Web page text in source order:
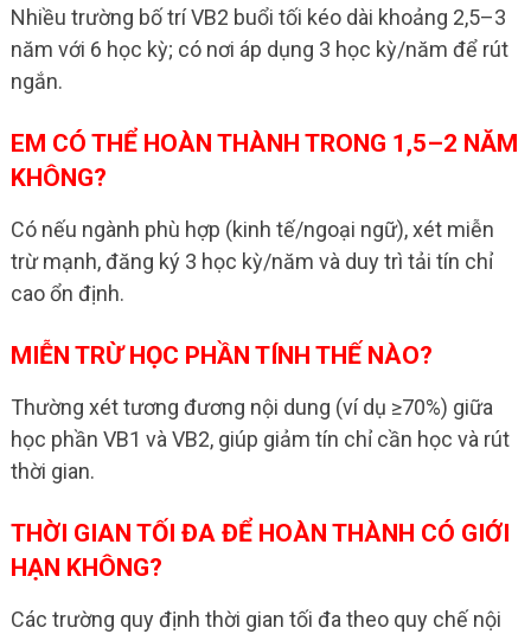
Nhiều trường bố trí VB2 buổi tối kéo dài khoảng 2,5–3
năm với 6 học kỳ; có nơi áp dụng 3 học kỳ/năm để rút
ngắn.
EM CÓ THỂ HOÀN THÀNH TRONG 1,5–2 NĂM
KHÔNG?
Có nếu ngành phù hợp (kinh tế/ngoại ngữ), xét miễn
trừ mạnh, đăng ký 3 học kỳ/năm và duy trì tải tín chỉ
cao ổn định.
MIỄN TRỪ HỌC PHẦN TÍNH THẾ NÀO?
Thường xét tương đương nội dung (ví dụ ≥70%) giữa
học phần VB1 và VB2, giúp giảm tín chỉ cần học và rút
thời gian.
THỜI GIAN TỐI ĐA ĐỂ HOÀN THÀNH CÓ GIỚI
HẠN KHÔNG?
Các trường quy định thời gian tối đa theo quy chế nội